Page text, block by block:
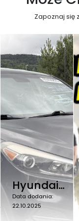
Zapoznaj się
Hyundai
Tucson
2017 –
Data dodania:
22.10.2025